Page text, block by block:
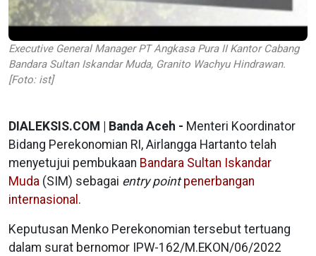
Executive General Manager PT Angkasa Pura II Kantor Cabang
Bandara Sultan Iskandar Muda, Granito Wachyu Hindrawan.
[Foto: ist]
DIALEKSIS.COM | Banda Aceh - Menteri Koordinator
Bidang Perekonomian RI, Airlangga Hartanto telah
menyetujui pembukaan Bandara Sultan Iskandar
Muda (SIM) sebagai entry pointpenerbangan
internasional .
Keputusan Menko Perekonomian tersebut tertuang
dalam surat bernomor IPW-162/M.EKON/06/2022